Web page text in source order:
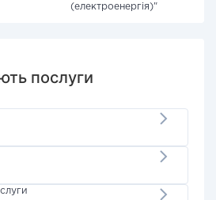
(електроенергія)"
послуги